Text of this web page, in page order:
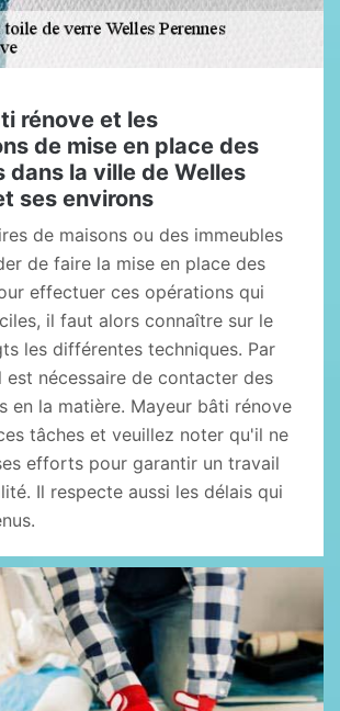
rénove et les
de mise en place des
dans la ville de Welles
ses environs
de maisons ou des immeubles
de faire la mise en place des
effectuer ces opérations qui
il faut alors connaître sur le
les différentes techniques. Par
est nécessaire de contacter des
en la matière. Mayeur bâti rénove
tâches et veuillez noter qu'il ne
efforts pour garantir un travail
Il respecte aussi les délais qui